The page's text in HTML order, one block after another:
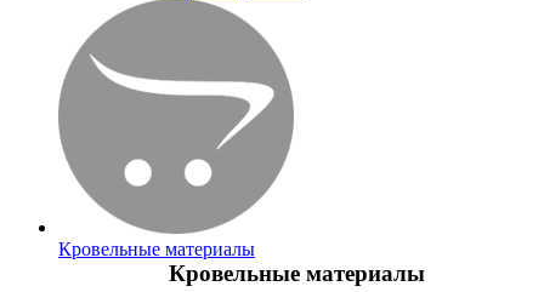
Кровельные материалы
Кровельные материалы